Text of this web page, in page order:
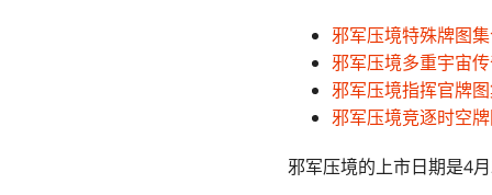
邪军压境特殊牌图
邪军压境多重宇宙
邪军压境指挥官牌
邪军压境竞逐时空
邪军压境的上市日期是4